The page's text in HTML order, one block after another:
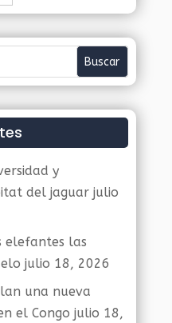
y
del jaguar julio
elefantes las
julio 18, 2026
una nueva
el Congo julio 18,